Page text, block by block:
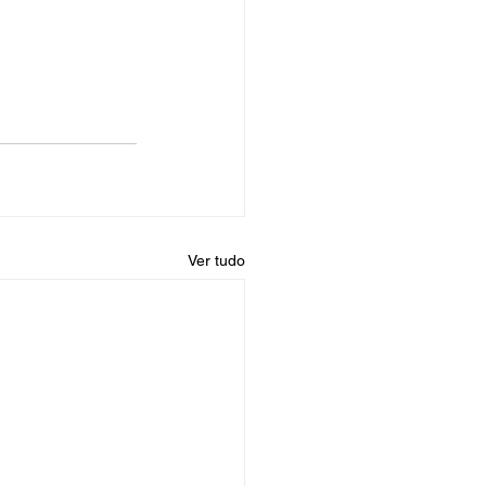
Ver tudo